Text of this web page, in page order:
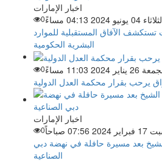
اخبار الإمارات
04 يونيو 2024 04:13 مساءً
0
تستكشف الآفاق المستقبلية للموارد
البشرية الحكومية
يناير 2024 11:03 مساءً
0
يرحب بقرار محكمة العدل الدولية
اخبار الإمارات
07:56 صباحاً
0
بعد مسيرة حافلة في نهضة دبي
الصناعية